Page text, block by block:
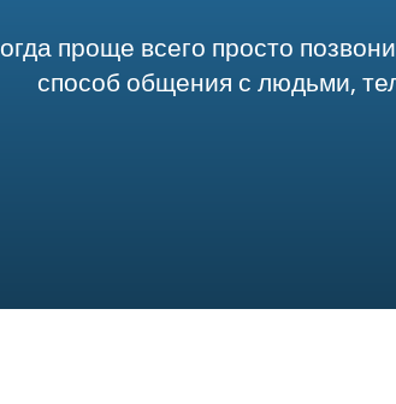
проще всего просто
способ общения с людьми,